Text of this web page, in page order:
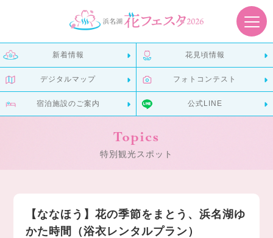
新着情報 花見頃情報
デジタルマップ フォトコンテスト
宿泊施設のご案内 公式LINE
Topics
特別観光スポット
【ななほう】花の季節をまとう、浜名湖ゆ
かた時間（浴衣レンタルプラン）